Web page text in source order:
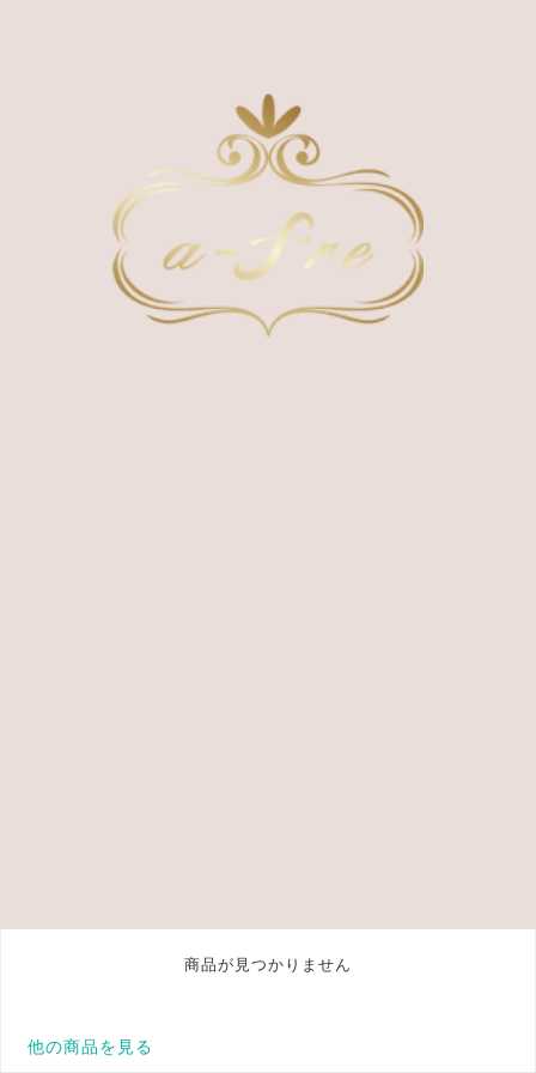
商品が見つかりません
他の商品を見る